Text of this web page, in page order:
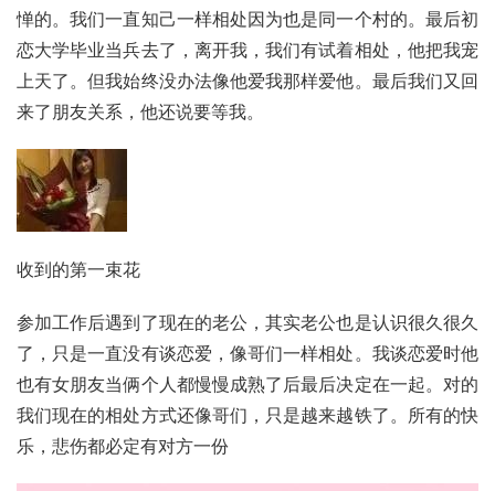
惮的。我们一直知己一样相处因为也是同一个村的。最后初
恋大学毕业当兵去了，离开我，我们有试着相处，他把我宠
上天了。但我始终没办法像他爱我那样爱他。最后我们又回
来了朋友关系，他还说要等我。
收到的第一束花
参加工作后遇到了现在的老公，其实老公也是认识很久很久
了，只是一直没有谈恋爱，像哥们一样相处。我谈恋爱时他
也有女朋友当俩个人都慢慢成熟了后最后决定在一起。对的
我们现在的相处方式还像哥们，只是越来越铁了。所有的快
乐，悲伤都必定有对方一份